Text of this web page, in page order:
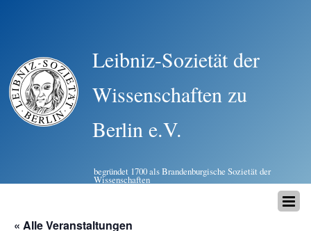
Leibniz-Sozietät der
Wissenschaften zu
Berlin e.V.
begründet 1700 als Brandenburgische Sozietät der
Wissenschaften
« Alle Veranstaltungen